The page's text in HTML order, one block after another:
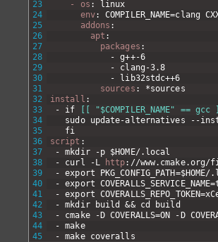
23
24
25
26
27
28
29
30
31
32
33
34
35
36
37
38
39
40
41
42
43
44
45
- os : linux
env: COMPILER_NAME=clang
addons :
apt :
packages :
- g++-6
-
clang-3.8
-
lib32stdc++6
sources : *sources
install :
-
if [[ "$COMPILER_NAME" == gcc ]
sudo update-alternatives --
fi
script :
- mkdir -p $HOME/ . local
-
curl -L http://
- export PKG _CONFIG PATH=$HOME/ .
- export COVERALLS_ SERVICE_
- export COVERALLS_ REPO
- mkdir build && cd
build
-
cmake -D COVERALLS=ON -D
- make
- make coveralls